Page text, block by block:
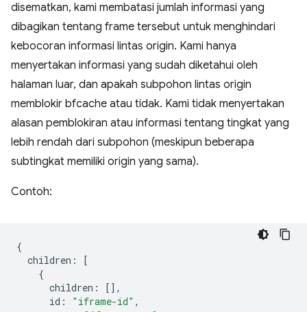
disematkan, kami membatasi jumlah informasi yang
dibagikan tentang frame tersebut untuk menghindari
kebocoran informasi lintas origin. Kami hanya
menyertakan informasi yang sudah diketahui oleh
halaman luar, dan apakah subpohon lintas origin
memblokir bfcache atau tidak. Kami tidak menyertakan
alasan pemblokiran atau informasi tentang tingkat yang
lebih rendah dari subpohon (meskipun beberapa
subtingkat memiliki origin yang sama).
Contoh:
{
children :
[
{
children :
[],
id : "iframe-id" ,